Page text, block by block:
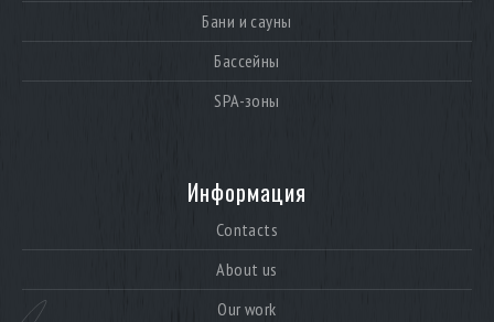
Бани и сауны
Бассейны
SPA-зоны
Информация
Contacts
About us
Our work